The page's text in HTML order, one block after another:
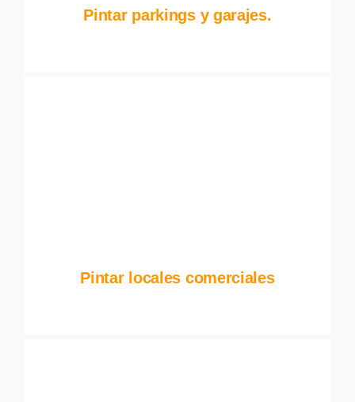
Pintar parkings y garajes.
Pintar locales comerciales